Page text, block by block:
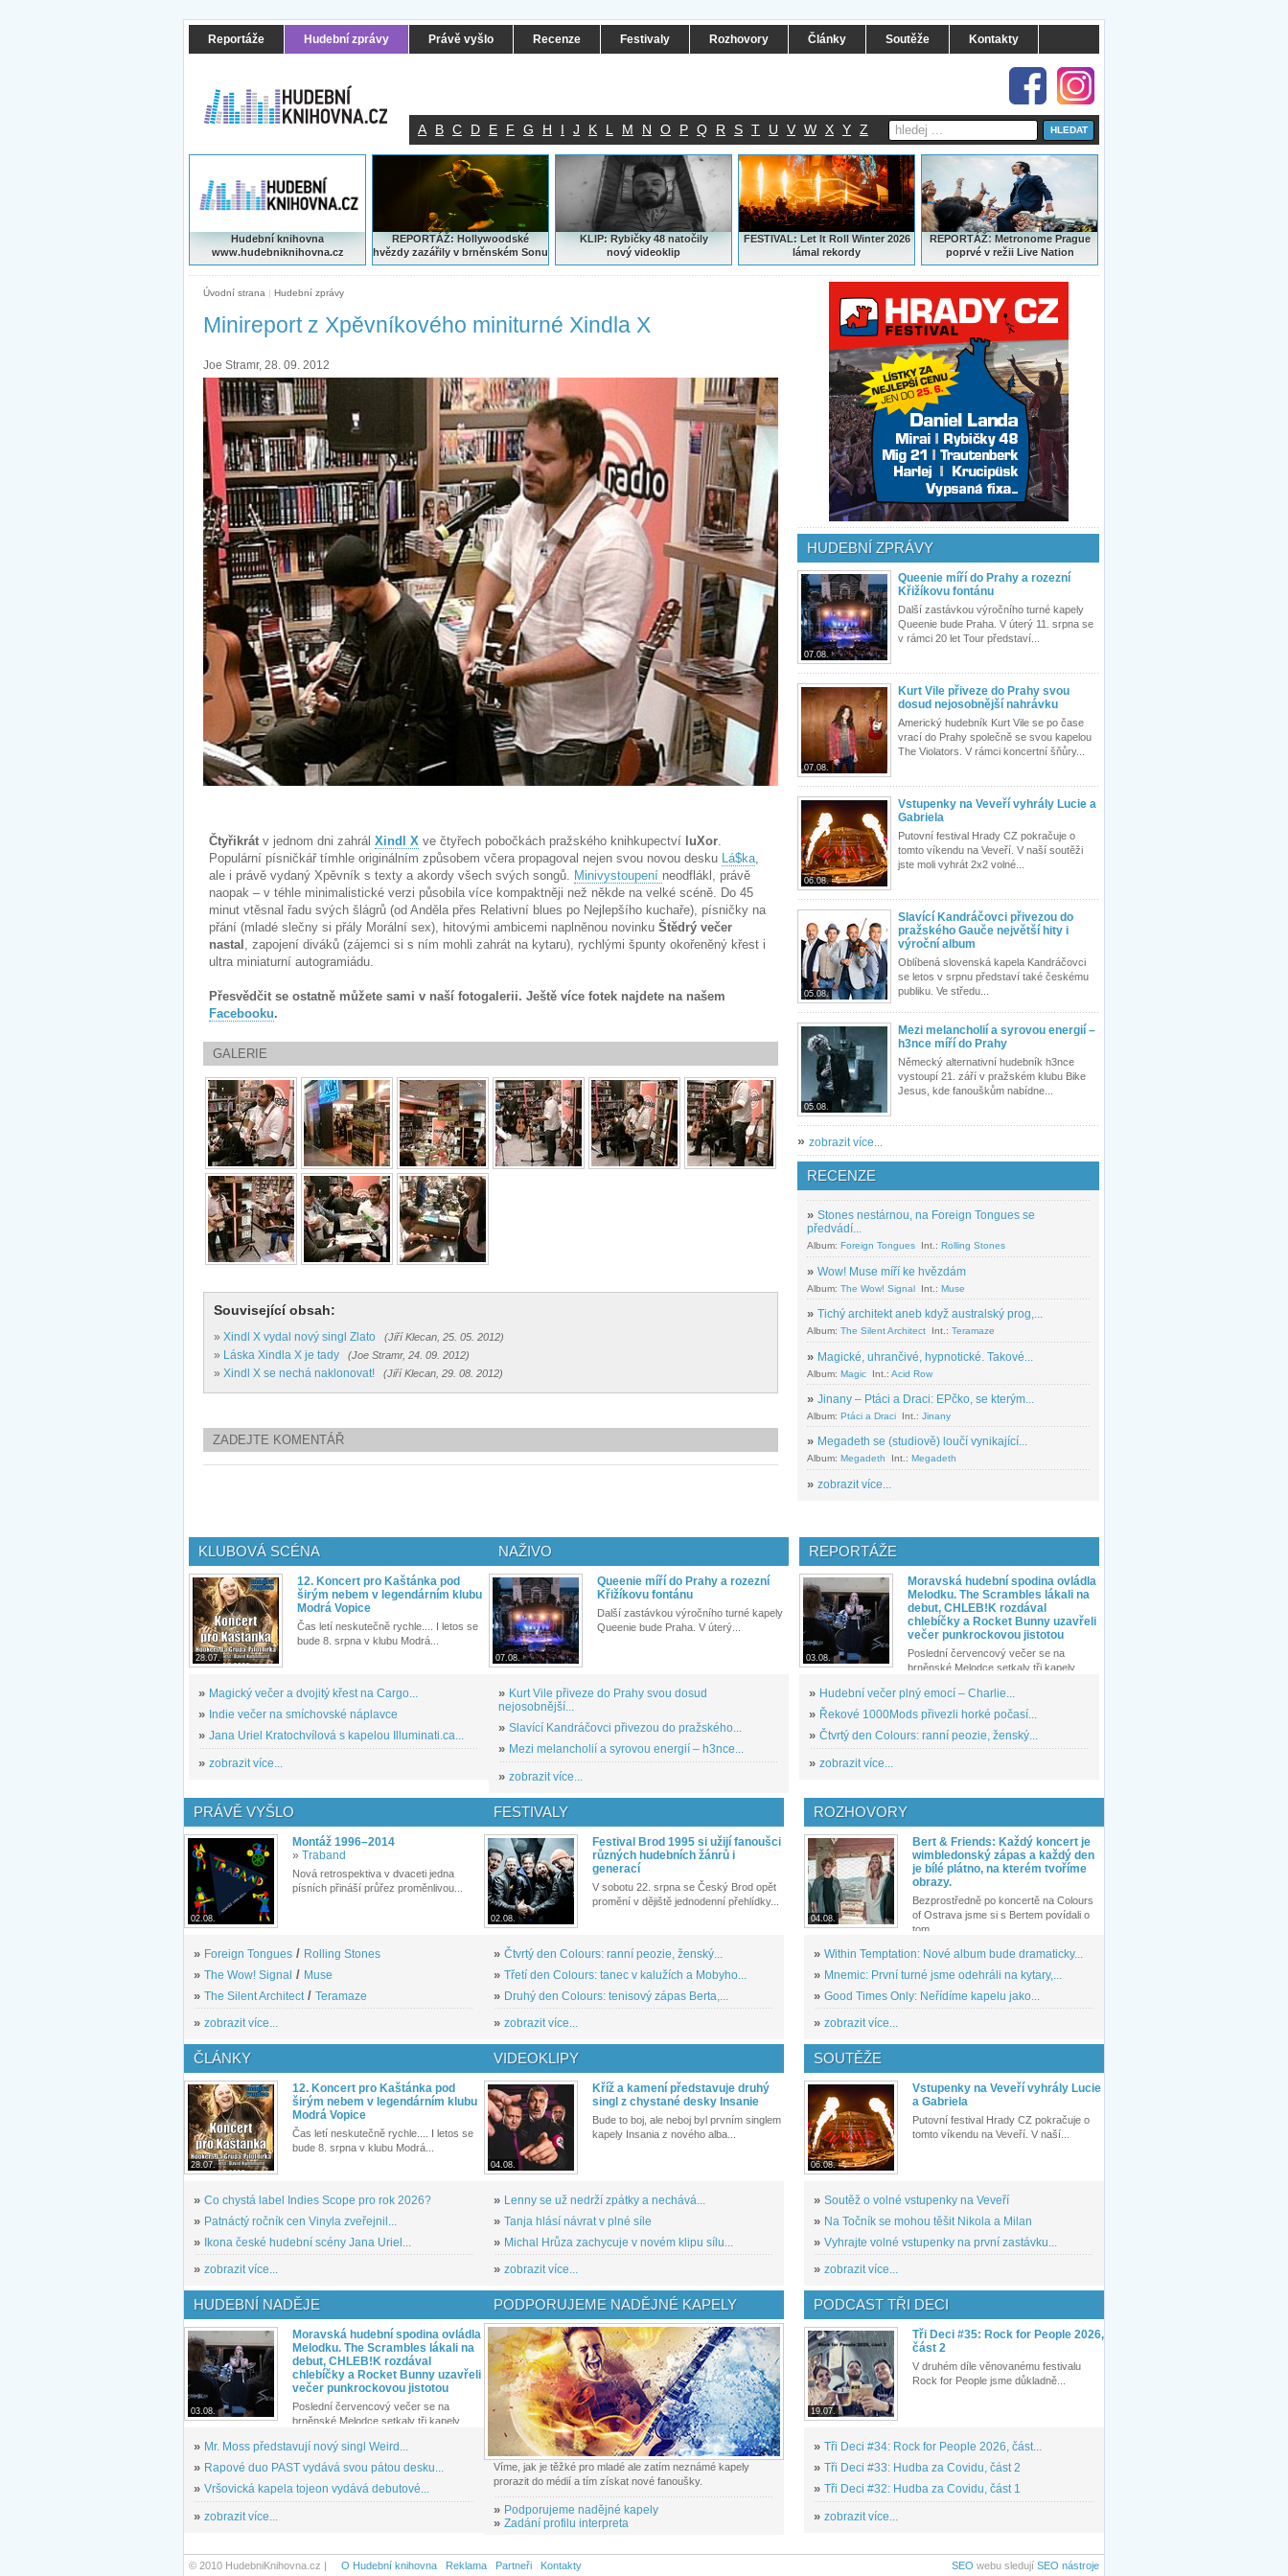
Reportáže Hudební zprávy Právě vyšlo Recenze Festivaly Rozhovory Články Soutěže Kontakty
A B C D E F G H I J K L M N O P Q R S T U V W X Y Z
Hudební knihovna
www.hudebniknihovna.cz
REPORTÁŽ: Hollywoodské
hvězdy zazářily v brněnském Sonu
KLIP: Rybičky 48 natočily
nový videoklip
FESTIVAL: Let It Roll Winter 2026
lámal rekordy
REPORTÁŽ:Metronome Prague
poprvé v režii Live Nation
Úvodní strana | Hudební zprávy
Minireport z Xpěvníkového miniturné Xindla X
Joe Stramr, 28. 09. 2012
Čtyřikrát v jednom dni zahrál Xindl X ve čtyřech pobočkách pražského knihkupectví luXor.
Populární písničkář tímhle originálním způsobem včera propagoval nejen svou novou desku Lá$ka,
ale i právě vydaný Xpěvník s texty a akordy všech svých songů. Minivystoupení neodflákl, právě
naopak – v téhle minimalistické verzi působila více kompaktněji než někde na velké scéně. Do 45
minut vtěsnal řadu svých šlágrů (od Anděla přes Relativní blues po Nejlepšího kuchaře), písničky na
přání (mladé slečny si přály Morální sex), hitovými ambicemi naplněnou novinku Štědrý večer
nastal , zapojení diváků (zájemci si s ním mohli zahrát na kytaru), rychlými špunty okořeněný křest i
ultra miniaturní autogramiádu.
Přesvědčit se ostatně můžete sami v naší fotogalerii. Ještě více fotek najdete na našem
Facebooku.
GALERIE
Související obsah:
» Xindl X vydal nový singl Zlato (Jiří Klecan, 25. 05. 2012)
» Láska Xindla X je tady (Joe Stramr, 24. 09. 2012)
» Xindl X se nechá naklonovat! (Jiří Klecan, 29. 08. 2012)
ZADEJTE KOMENTÁŘ
HUDEBNÍ ZPRÁVY
07.08.
Queenie míří do Prahy a rozezní
Křižíkovu fontánu
Další zastávkou výročního turné kapely
Queenie bude Praha. V úterý 11. srpna se
v rámci 20 let Tour představí...
07.08.
Kurt Vile přiveze do Prahy svou
dosud nejosobnější nahrávku
Americký hudebník Kurt Vile se po čase
vrací do Prahy společně se svou kapelou
The Violators. V rámci koncertní šňůry...
06.08.
Vstupenky na Veveří vyhrály Lucie a
Gabriela
Putovní festival Hrady CZ pokračuje o
tomto víkendu na Veveří. V naší soutěži
jste moli vyhrát 2x2 volné...
05.08.
Slavící Kandráčovci přivezou do
pražského Gauče největší hity i
výroční album
Oblíbená slovenská kapela Kandráčovci
se letos v srpnu představí také českému
publiku. Ve středu...
05.08.
Mezi melancholií a syrovou energií –
h3nce míří do Prahy
Německý alternativní hudebník h3nce
vystoupí 21. září v pražském klubu Bike
Jesus, kde fanouškům nabídne...
» zobrazit více...
RECENZE
» Stones nestárnou, na Foreign Tongues se
předvádí...
Album: Foreign Tongues Int.: Rolling Stones
» Wow! Muse míří ke hvězdám
Album: The Wow! Signal Int.: Muse
» Tichý architekt aneb když australský prog,...
Album: The Silent Architect Int.: Teramaze
» Magické, uhrančivé, hypnotické. Takové...
Album: Magic Int.: Acid Row
» Jinany – Ptáci a Draci: EPčko, se kterým...
Album: Ptáci a Draci Int.: Jinany
» Megadeth se (studiově) loučí vynikající...
Album: Megadeth Int.: Megadeth
» zobrazit více...
KLUBOVÁ SCÉNA
28.07.
12. Koncert pro Kaštánka pod
širým nebem v legendárním klubu
Modrá Vopice
Čas letí neskutečně rychle.... I letos se
bude 8. srpna v klubu Modrá...
» Magický večer a dvojitý křest na Cargo...
» Indie večer na smíchovské náplavce
» Jana Uriel Kratochvílová s kapelou Illuminati.ca...
» zobrazit více...
NAŽIVO
07.08.
Queenie míří do Prahy a rozezní
Křižíkovu fontánu
Další zastávkou výročního turné kapely
Queenie bude Praha. V úterý...
» Kurt Vile přiveze do Prahy svou dosud
nejosobnější...
» Slavící Kandráčovci přivezou do pražského...
» Mezi melancholií a syrovou energií – h3nce...
» zobrazit více...
REPORTÁŽE
03.08.
Moravská hudební spodina ovládla
Melodku. The Scrambles lákali na
debut, CHLEB!K rozdával
chlebíčky a Rocket Bunny uzavřeli
večer punkrockovou jistotou
Poslední červencový večer se na
brněnské Melodce setkaly tři kapely...
» Hudební večer plný emocí – Charlie...
» Řekové 1000Mods přivezli horké počasí...
» Čtvrtý den Colours: ranní peozie, ženský...
» zobrazit více...
PRÁVĚ VYŠLO
02.08.
Montáž 1996–2014
» Traband
Nová retrospektiva v dvaceti jedna
písních přináší průřez proměnlivou...
» Foreign Tongues / Rolling Stones
» The Wow! Signal / Muse
» The Silent Architect / Teramaze
» zobrazit více...
FESTIVALY
02.08.
Festival Brod 1995 si užijí fanoušci
různých hudebních žánrů i
generací
V sobotu 22. srpna se Český Brod opět
promění v dějiště jednodenní přehlídky...
» Čtvrtý den Colours: ranní peozie, ženský...
» Třetí den Colours: tanec v kalužích a Mobyho...
» Druhý den Colours: tenisový zápas Berta,...
» zobrazit více...
ROZHOVORY
04.08.
Bert & Friends: Každý koncert je
wimbledonský zápas a každý den
je bílé plátno, na kterém tvoříme
obrazy.
Bezprostředně po koncertě na Colours
of Ostrava jsme si s Bertem povídali o
tom,...
» Within Temptation: Nové album bude dramaticky...
» Mnemic: První turné jsme odehráli na kytary,...
» Good Times Only: Neřídíme kapelu jako...
» zobrazit více...
ČLÁNKY
28.07.
12. Koncert pro Kaštánka pod
širým nebem v legendárním klubu
Modrá Vopice
Čas letí neskutečně rychle.... I letos se
bude 8. srpna v klubu Modrá...
» Co chystá label Indies Scope pro rok 2026?
» Patnáctý ročník cen Vinyla zveřejnil...
»
Ikona české hudební scény Jana Uriel...
» zobrazit více...
VIDEOKLIPY
04.08.
Kříž a kamení představuje druhý
singl z chystané desky Insanie
Bude to boj, ale neboj byl prvním singlem
kapely Insania z nového alba...
» Lenny se už nedrží zpátky a nechává...
» Tanja hlásí návrat v plné síle
» Michal Hrůza zachycuje v novém klipu sílu...
» zobrazit více...
SOUTĚŽE
06.08.
Vstupenky na Veveří vyhrály Lucie
a Gabriela
Putovní festival Hrady CZ pokračuje o
tomto víkendu na Veveří. V naší...
» Soutěž o volné vstupenky na Veveří
» Na Točník se mohou těšit Nikola a Milan
» Vyhrajte volné vstupenky na první zastávku...
» zobrazit více...
HUDEBNÍ NADĚJE
03.08.
Moravská hudební spodina ovládla
Melodku. The Scrambles lákali na
debut, CHLEB!K rozdával
chlebíčky a Rocket Bunny uzavřeli
večer punkrockovou jistotou
Poslední červencový večer se na
brněnské Melodce setkaly tři kapely...
» Mr. Moss představují nový singl Weird...
» Rapové duo PAST vydává svou pátou desku...
» Vršovická kapela tojeon vydává debutové...
» zobrazit více...
PODPORUJEME NADĚJNÉ KAPELY
Víme, jak je těžké pro mladé ale zatím neznámé kapely
prorazit do médií a tím získat nové fanoušky.
» Podporujeme nadějné kapely
» Zadání profilu interpreta
PODCAST TŘI DECI
19.07.
Tři Deci #35: Rock for People 2026,
část 2
V druhém díle věnovanému festivalu
Rock for People jsme důkladně...
» Tři Deci #34: Rock for People 2026, část...
» Tři Deci #33: Hudba za Covidu, část 2
» Tři Deci #32: Hudba za Covidu, část 1
» zobrazit více...
© 2010 HudebniKnihovna.cz | O Hudební knihovna Reklama Partneři Kontakty SEO webu sledují SEO nástroje